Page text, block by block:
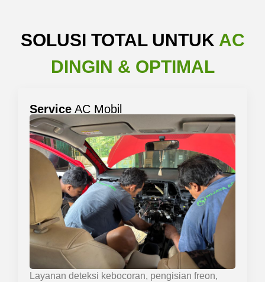
SOLUSI TOTAL UNTUK AC
DINGIN & OPTIMAL
Service AC Mobil
Layanan deteksi kebocoran, pengisian freon,